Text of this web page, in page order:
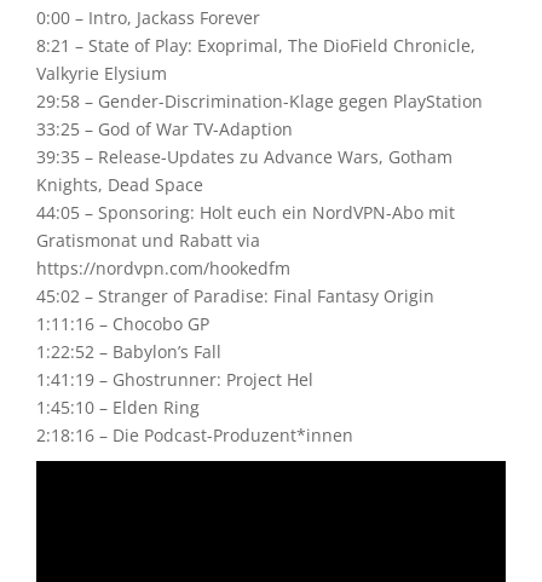
0:00 – Intro, Jackass Forever
8:21 – State of Play: Exoprimal, The DioField Chronicle,
Valkyrie Elysium
29:58 – Gender-Discrimination-Klage gegen PlayStation
33:25 – God of War TV-Adaption
39:35 – Release-Updates zu Advance Wars, Gotham
Knights, Dead Space
44:05 – Sponsoring: Holt euch ein NordVPN-Abo mit
Gratismonat und Rabatt via
https://nordvpn.com/hookedfm
45:02 – Stranger of Paradise: Final Fantasy Origin
1:11:16 – Chocobo GP
1:22:52 – Babylon’s Fall
1:41:19 – Ghostrunner: Project Hel
1:45:10 – Elden Ring
2:18:16 – Die Podcast-Produzent*innen